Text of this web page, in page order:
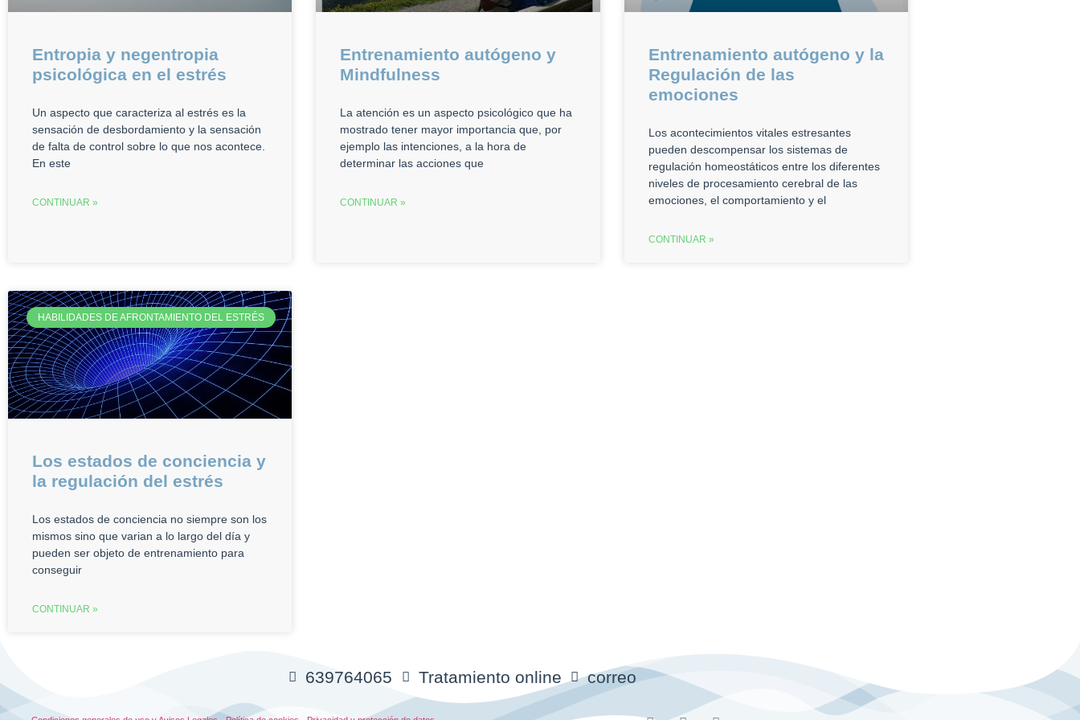
Entropia y negentropia
psicológica en el estrés
Un aspecto que caracteriza al estrés es la
sensación de desbordamiento y la sensación
de falta de control sobre lo que nos acontece.
En este
CONTINUAR »
Entrenamiento autógeno y
Mindfulness
La atención es un aspecto psicológico que ha
mostrado tener mayor importancia que, por
ejemplo las intenciones, a la hora de
determinar las acciones que
CONTINUAR »
Entrenamiento autógeno y la
Regulación de las
emociones
Los acontecimientos vitales estresantes
pueden descompensar los sistemas de
regulación homeostáticos entre los diferentes
niveles de procesamiento cerebral de las
emociones, el comportamiento y el
CONTINUAR »
HABILIDADES DE AFRONTAMIENTO DEL ESTRÉS
Los estados de conciencia y
la regulación del estrés
Los estados de conciencia no siempre son los
mismos sino que varian a lo largo del día y
pueden ser objeto de entrenamiento para
conseguir
CONTINUAR »
639764065 Tratamiento online correo